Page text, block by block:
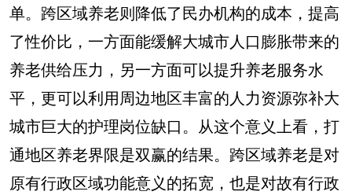
单。跨区域养老则降低了民办机构的成本，提高
了性价比，一方面能缓解大城市人口膨胀带来的
养老供给压力，另一方面可以提升养老服务水
平，更可以利用周边地区丰富的人力资源弥补大
城市巨大的护理岗位缺口。从这个意义上看，打
通地区养老界限是双赢的结果。跨区域养老是对
原有行政区域功能意义的拓宽，也是对故有行政